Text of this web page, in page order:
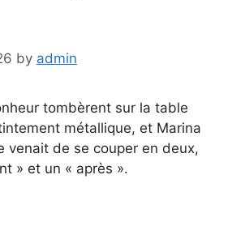
by admin
tombèrent sur la table
métallique, et Marina
venait de se couper en deux,
» et un « après ».